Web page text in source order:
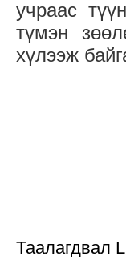
учраас
түмэн
хүлээж
Таалагдвал